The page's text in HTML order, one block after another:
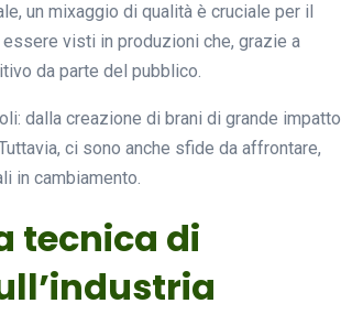
un mixaggio di qualità è cruciale per il
visti in produzioni che, grazie a
da parte del pubblico.
dalla creazione di brani di grande impatto
ci sono anche sfide da affrontare,
in cambiamento.
tecnica di